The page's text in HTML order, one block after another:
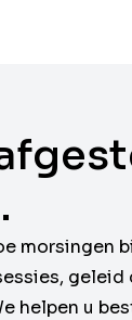
morsingen
helpen u